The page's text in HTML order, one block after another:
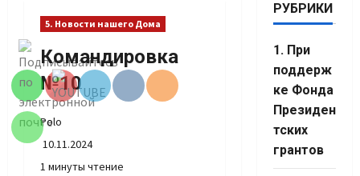
5. Новости нашего Дома
Командировка
№10
Polo
10.11.2024
1 минуты чтение
РУБРИКИ
1. При
поддерж
ке Фонда
Президен
тских
грантов
Set Youtube
Channel ID